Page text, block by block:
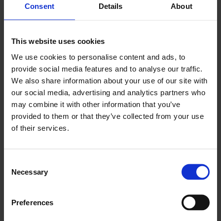
Consent Details About
This website uses cookies
We use cookies to personalise content and ads, to
provide social media features and to analyse our traffic.
We also share information about your use of our site with
our social media, advertising and analytics partners who
may combine it with other information that you’ve
provided to them or that they’ve collected from your use
of their services.
Selection
Necessary
Preferences
Həqiqi mənfəəti gör